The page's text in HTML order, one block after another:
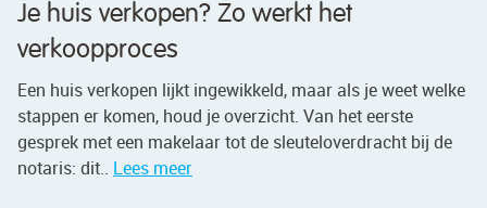
Je huis verkopen? Zo werkt het
verkoopproces
Een huis verkopen lijkt ingewikkeld, maar als je weet welke
stappen er komen, houd je overzicht. Van het eerste
gesprek met een makelaar tot de sleuteloverdracht bij de
notaris: dit.. Lees meer